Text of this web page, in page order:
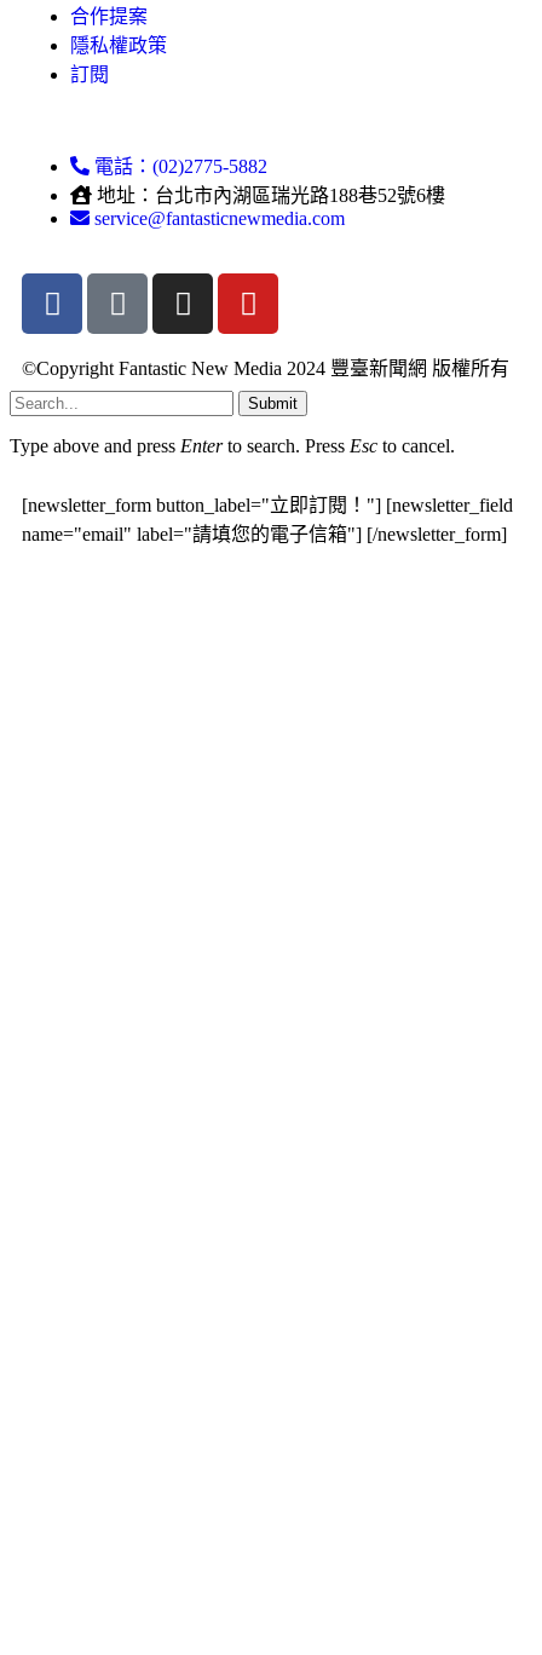
合作提案
隱私權政策
訂閱
電話：(02)2775-5882
地址：台北市內湖區瑞光路188巷52號6樓
service@fantasticnewmedia.com
©Copyright Fantastic New Media 2024 豐臺新聞網 版權所有
Submit
Type above and press Enterto search. Press Esc to cancel.
[newsletter_form button_label="立即訂閱！"] [newsletter_field
name="email" label="請填您的電子信箱"] [/newsletter_form]